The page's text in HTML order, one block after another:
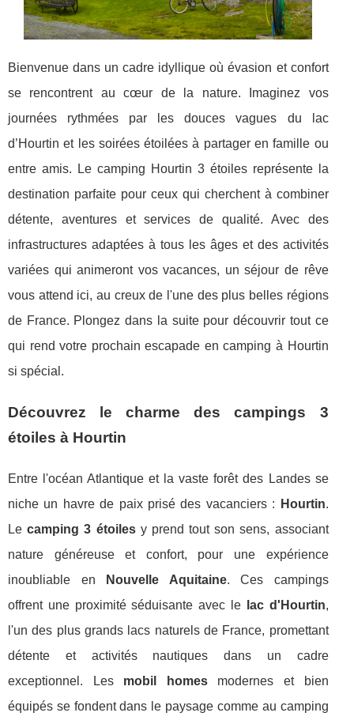
Bienvenue dans un cadre idyllique où évasion et confort
se rencontrent au cœur de la nature. Imaginez vos
journées rythmées par les douces vagues du lac
d’Hourtin et les soirées étoilées à partager en famille ou
entre amis. Le camping Hourtin 3 étoiles représente la
destination parfaite pour ceux qui cherchent à combiner
détente, aventures et services de qualité. Avec des
infrastructures adaptées à tous les âges et des activités
variées qui animeront vos vacances, un séjour de rêve
vous attend ici, au creux de l'une des plus belles régions
de France. Plongez dans la suite pour découvrir tout ce
qui rend votre prochain escapade en camping à Hourtin
si spécial.
Découvrez le charme des campings 3
étoiles à Hourtin
Entre l'océan Atlantique et la vaste forêt des Landes se
niche un havre de paix prisé des vacanciers :
Hourtin.
Lecamping 3 étoilesy prend tout son sens, associant
nature généreuse et confort, pour une expérience
inoubliable en
Nouvelle Aquitaine. Ces campings
offrent une proximité séduisante avec le
lac d'Hourtin,
l'un des plus grands lacs naturels de France, promettant
détente et activités nautiques dans un cadre
exceptionnel. Les mobil homesmodernes et bien
équipés se fondent dans le paysage comme au camping